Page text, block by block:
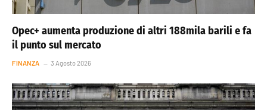
Opec+ aumenta produzione di altri 188mila barili e fa
il punto sul mercato
FINANZA 3 Agosto 2026